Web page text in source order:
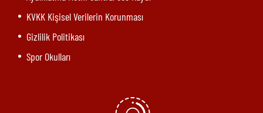
KVKK Kişisel Verilerin Korunması
Gizlilik Politikası
Spor Okulları